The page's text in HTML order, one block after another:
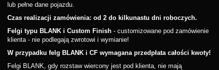
lub pełne dane pojazdu.
Czas realizacji zamówienia: od 2 do kilkunastu dni roboczych.
Felgi typu BLANK i Custom Finish - customizowane pod zamówienie
klienta - nie podlegają zwrotowi i wymianie!
W przypadku felg BLANK i CF wymagana przedpłata całości kwoty!
Felgi BLANK, gdy rozstaw wiercony jest pod klienta, nie mają